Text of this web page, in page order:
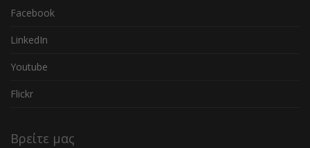
Facebook
LinkedIn
Youtube
Flickr
Βρείτε μας